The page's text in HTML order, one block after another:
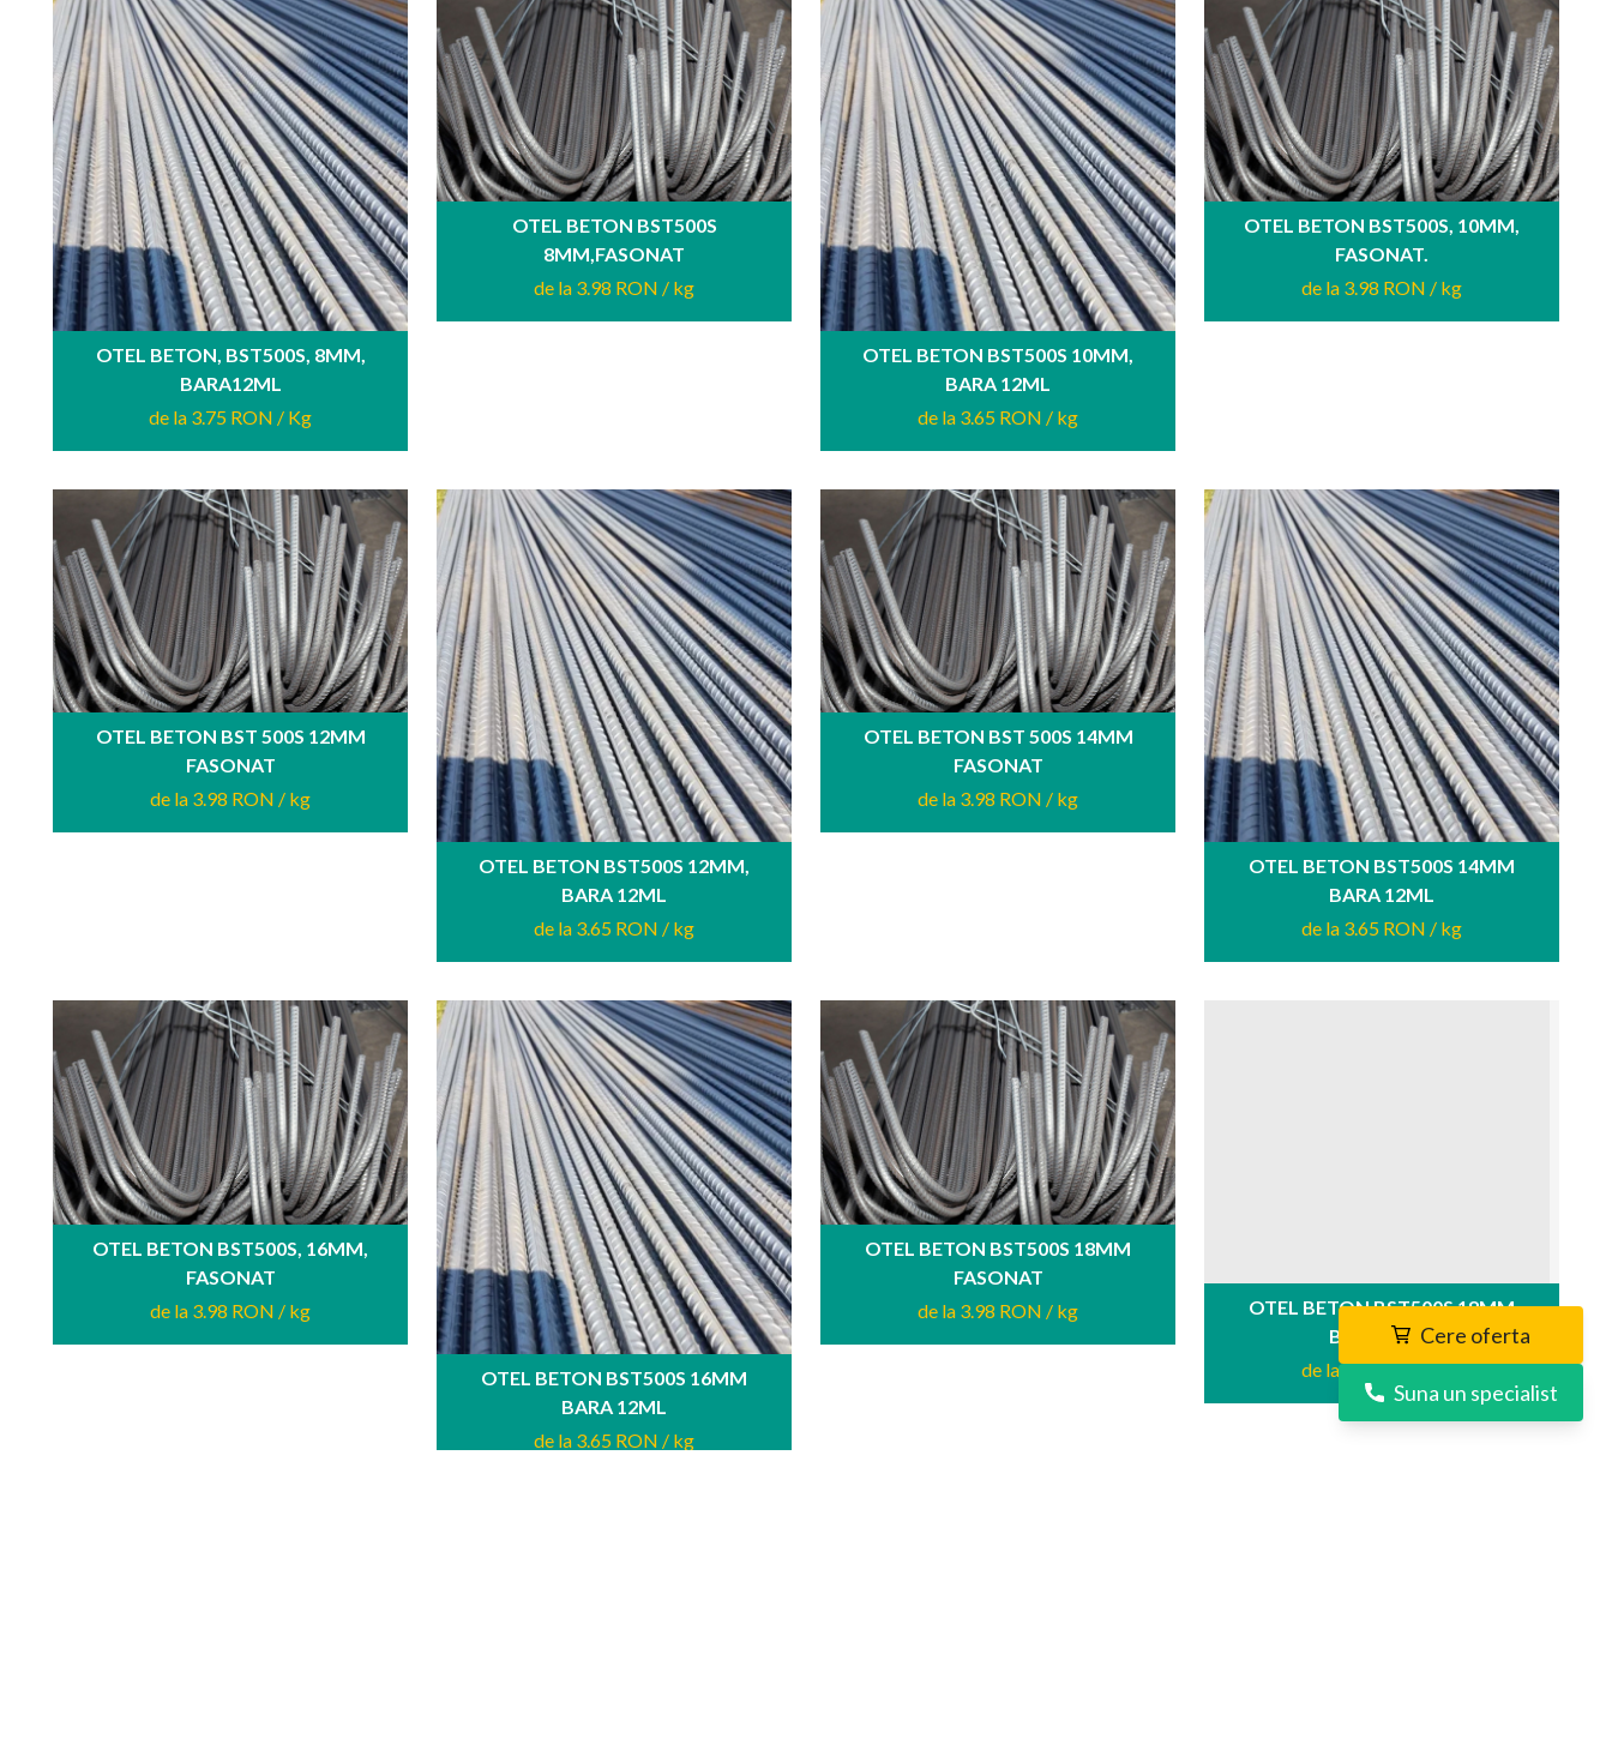
OTEL BETON, BST500S, 8MM,
BARA12ML
de la 3.75 RON / Kg
OTEL BETON BST500S
8MM,FASONAT
de la 3.98 RON / kg
OTEL BETON BST500S 10MM,
BARA 12ML
de la 3.65 RON / kg
OTEL BETON BST500S, 10MM,
FASONAT.
de la 3.98 RON / kg
OTEL BETON BST 500S 12MM
FASONAT
de la 3.98 RON / kg
OTEL BETON BST500S 12MM,
BARA 12ML
de la 3.65 RON / kg
OTEL BETON BST 500S 14MM
FASONAT
de la 3.98 RON / kg
OTEL BETON BST500S 14MM
BARA 12ML
de la 3.65 RON / kg
OTEL BETON BST500S, 16MM,
FASONAT
de la 3.98 RON / kg
OTEL BETON BST500S 16MM
BARA 12ML
de la 3.65 RON / kg
OTEL BETON BST500S 18MM
FASONAT
de la 3.98 RON / kg
OTEL BETON BST500S 18MM
BARA 12ML
de la 3.65 RON/ kg
Cere oferta
Suna un specialist